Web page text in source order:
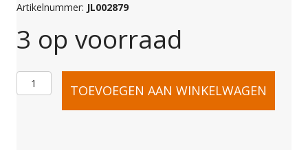
Artikelnummer: JL002879
3 op voorraad
VITOTOEVOEGEN AAN WINKELWAGEN